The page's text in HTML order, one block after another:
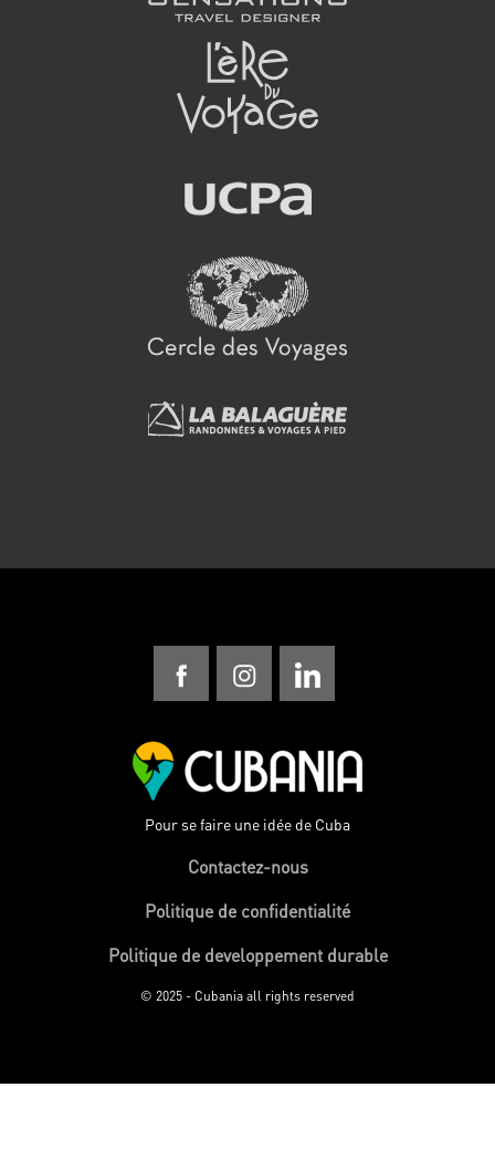
Pour se faire une idée de Cuba
Contactez-nous
Politique de confidentialité
Politique de developpement durable
© 2025 - Cubania all rights reserved